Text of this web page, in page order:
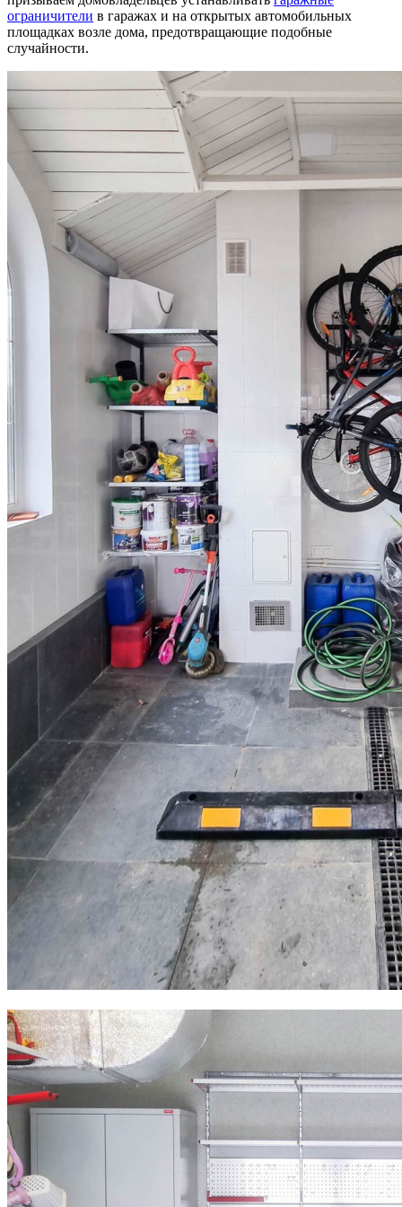
ограничители в гаражах и на открытых автомобильных
площадках возле дома, предотвращающие подобные
случайности.